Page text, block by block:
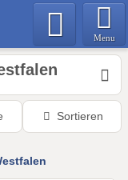
Menu
Sortieren